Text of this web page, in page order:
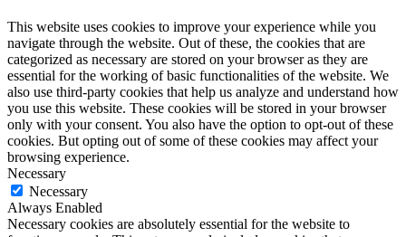
This website uses cookies to improve your experience while you
navigate through the website. Out of these, the cookies that are
categorized as necessary are stored on your browser as they are
essential for the working of basic functionalities of the website. We
also use third-party cookies that help us analyze and understand how
you use this website. These cookies will be stored in your browser
only with your consent. You also have the option to opt-out of these
cookies. But opting out of some of these cookies may affect your
browsing experience.
Necessary
Necessary
Always Enabled
Necessary cookies are absolutely essential for the website to